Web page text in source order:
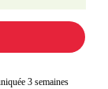
3 semaines